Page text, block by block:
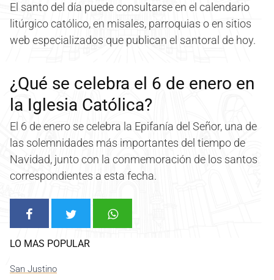
El santo del día puede consultarse en el calendario
litúrgico católico, en misales, parroquias o en sitios
web especializados que publican el santoral de hoy.
¿Qué se celebra el 6 de enero en
la Iglesia Católica?
El 6 de enero se celebra la Epifanía del Señor, una de
las solemnidades más importantes del tiempo de
Navidad, junto con la conmemoración de los santos
correspondientes a esta fecha.
LO MAS POPULAR
San Justino